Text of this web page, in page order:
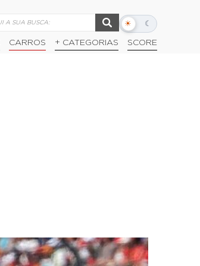
☀ ☾
Alternar
escuro
CARROS + CATEGORIAS SCORE